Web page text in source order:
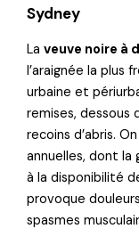
Sydney
Laveuve noire à
l’araignée la plus
urbaine et
remises, dessous
recoins d’abris.
annuelles, dont
à la disponibilité
provoque
spasmes